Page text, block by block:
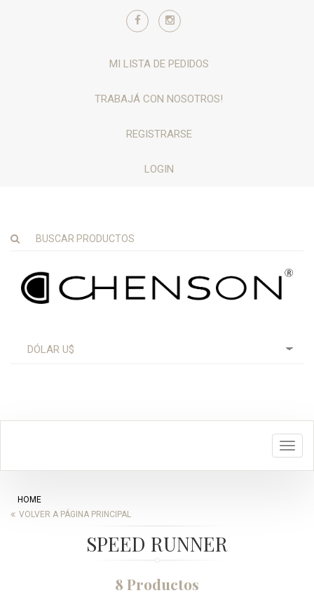
MI LISTA DE PEDIDOS
TRABAJÁ CON NOSOTROS!
REGISTRARSE
LOGIN
HOME
VOLVER A PÁGINA PRINCIPAL
SPEED RUNNER
8 Productos